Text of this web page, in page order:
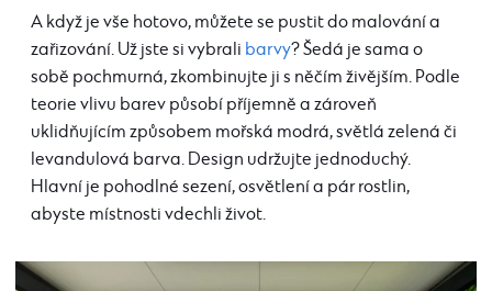
A když je vše hotovo, můžete se pustit do malování a
zařizování. Už jste si vybrali barvy? Šedá je sama o
sobě pochmurná, zkombinujte ji s něčím živějším. Podle
teorie vlivu barev působí příjemně a zároveň
uklidňujícím způsobem mořská modrá, světlá zelená či
levandulová barva. Design udržujte jednoduchý.
Hlavní je pohodlné sezení, osvětlení a pár rostlin,
abyste místnosti vdechli život.